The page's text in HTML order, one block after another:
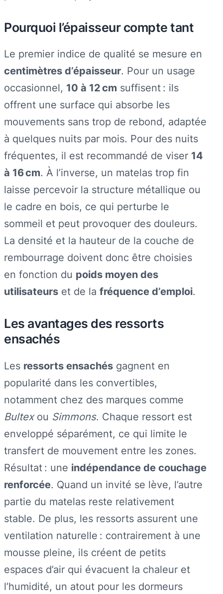
Pourquoi l’épaisseur compte tant
Le premier indice de qualité se mesure en
centimètres d’épaisseur. Pour un usage
occasionnel, 10 à 12 cm suffisent : ils
offrent une surface qui absorbe les
mouvements sans trop de rebond, adaptée
à quelques nuits par mois. Pour des nuits
fréquentes, il est recommandé de viser 14
à 16 cm. À l’inverse, un matelas trop fin
laisse percevoir la structure métallique ou
le cadre en bois, ce qui perturbe le
sommeil et peut provoquer des douleurs.
La densité et la hauteur de la couche de
rembourrage doivent donc être choisies
en fonction du poids moyen des
utilisateurs et de la fréquence d’emploi.
Les avantages des ressorts
ensachés
Les ressorts ensachés gagnent en
popularité dans les convertibles,
notamment chez des marques comme
Bultexou Simmons. Chaque ressort est
enveloppé séparément, ce qui limite le
transfert de mouvement entre les zones.
Résultat : une indépendance de couchage
renforcée. Quand un invité se lève, l’autre
partie du matelas reste relativement
stable. De plus, les ressorts assurent une
ventilation naturelle : contrairement à une
mousse pleine, ils créent de petits
espaces d’air qui évacuent la chaleur et
l’humidité, un atout pour les dormeurs